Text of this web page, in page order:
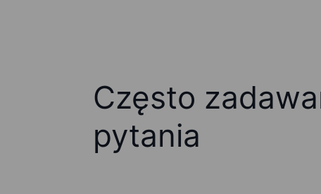
Często
pytania